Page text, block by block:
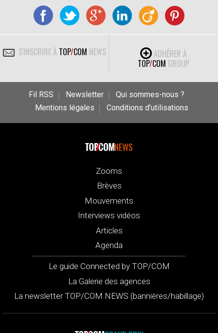
S'INSCRIRE À TOP/COM NEWS
ADHÉRER À
TOP/COM GROUP
Fil RSS Newsletter
Qui sommes-nous ?
Mentions légales
Conditions d’utilisations
NEWS
Zooms
Brèves
Mouvements
Interviews vidéos
Articles
Agenda
Le guide Connected by TOP/COM
La Galerie des agences
La newsletter TOP/COM NEWS (bannières/habillage)